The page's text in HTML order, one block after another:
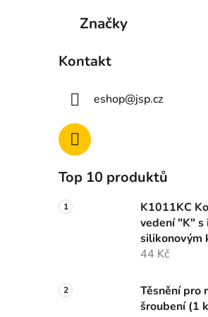
Značky
Kontakt
eshop@jsp.cz
Top 10 produktů
K1011KC
vedení "K" s
silikonovým
44 Kč
Těsnění pro
šroubení (1